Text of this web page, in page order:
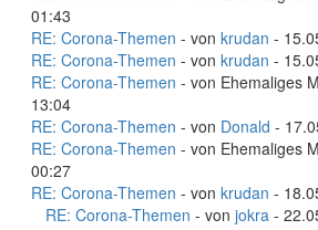
01:43
RE: Corona-Themen - von krudan -
RE: Corona-Themen - von krudan -
RE: Corona-Themen - von Ehemaliges
13:04
RE: Corona-Themen - von Donald -
RE: Corona-Themen - von Ehemaliges
00:27
RE: Corona-Themen - von krudan -
RE: Corona-Themen - von jokra -